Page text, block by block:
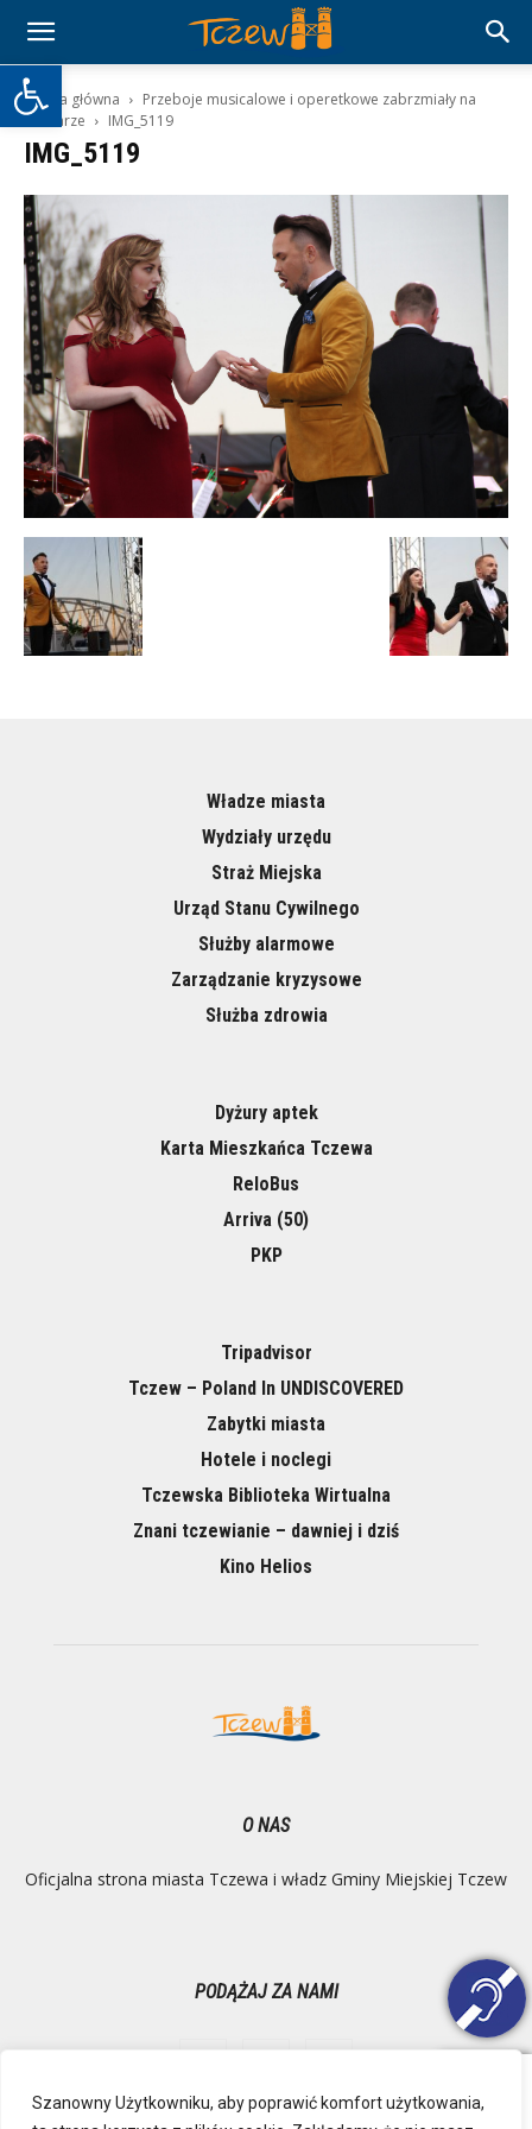
Otwórz pasek narzędzi
Szanowny Użytkowniku, aby poprawić komfort użytkowania,
Strona główna
Przeboje musicalowe i operetkowe zabrzmiały na
bulwarze
IMG_5119
IMG_5119
Władze miasta
Wydziały urzędu
Straż Miejska
Urząd Stanu Cywilnego
Służby alarmowe
Zarządzanie kryzysowe
Służba zdrowia
Dyżury aptek
Karta Mieszkańca Tczewa
ReloBus
Arriva (50)
PKP
Tripadvisor
Tczew – Poland In UNDISCOVERED
Zabytki miasta
Hotele i noclegi
Tczewska Biblioteka Wirtualna
Znani tczewianie – dawniej i dziś
Kino Helios
O NAS
Oficjalna strona miasta Tczewa i władz Gminy Miejskiej Tczew
PODĄŻAJ ZA NAMI